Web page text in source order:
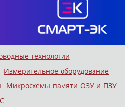
технологии
Измерительное оборудование
Микросхемы памяти ОЗУ и ПЗУ